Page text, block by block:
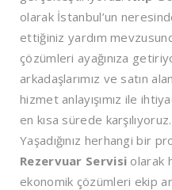
olarak İstanbul’un
ettiğiniz yardım
çözümleri ayağınıza
arkadaşlarımız ve satın
hizmet anlayışımız ile
en kısa sürede karşılıyoruz.
Yaşadığınız herhangi bir
Rezervuar Servisi olarak
ekonomik çözümleri ekip